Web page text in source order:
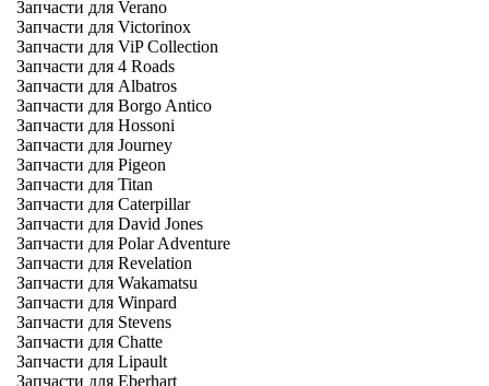
Запчасти для Verano
Запчасти для Victorinox
Запчасти для ViP Collection
Запчасти для 4 Roads
Запчасти для Albatros
Запчасти для Borgo Antico
Запчасти для Hossoni
Запчасти для Journey
Запчасти для Pigeon
Запчасти для Titan
Запчасти для Caterpillar
Запчасти для David Jones
Запчасти для Polar Adventure
Запчасти для Revelation
Запчасти для Wakamatsu
Запчасти для Winpard
Запчасти для Stevens
Запчасти для Chatte
Запчасти для Lipault
Запчасти для Eberhart